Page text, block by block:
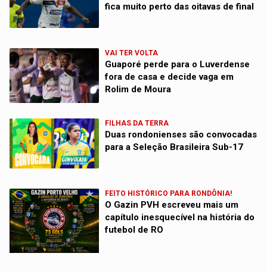
fica muito perto das oitavas de final
VAI TER VOLTA
Guaporé perde para o Luverdense
fora de casa e decide vaga em
Rolim de Moura
FILHAS DA TERRA
Duas rondonienses são convocadas
para a Seleção Brasileira Sub-17
FEITO HISTÓRICO PARA RONDÔNIA!
O Gazin PVH escreveu mais um
capítulo inesquecível na história do
futebol de RO